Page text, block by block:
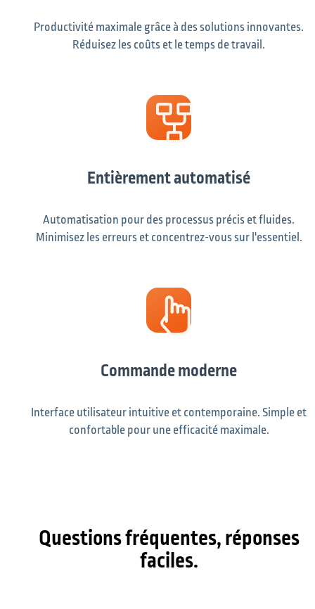
Productivité maximale grâce à des solutions innovantes.
Réduisez les coûts et le temps de travail.
Entièrement automatisé
Automatisation pour des processus précis et fluides.
Minimisez les erreurs et concentrez-vous sur l'essentiel.
Commande moderne
Interface utilisateur intuitive et contemporaine. Simple et
confortable pour une efficacité maximale.
Questions fréquentes, réponses
faciles.